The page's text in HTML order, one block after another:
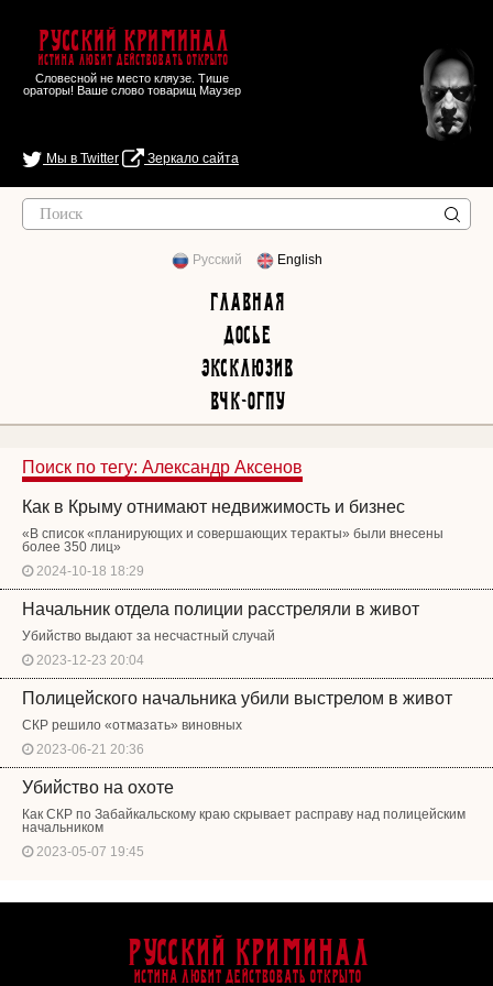
Русский Криминал
Истина любит действовать открыто
Словесной не место кляузе. Тише
ораторы! Ваше слово товарищ Маузер
Мы в Twitter Зеркало сайта
Русский English
Главная
Досье
Эксклюзив
ВЧК-ОГПУ
Поиск по тегу: Александр Аксенов
Как в Крыму отнимают недвижимость и бизнес
«В список «планирующих и совершающих теракты» были внесены
более 350 лиц»
2024-10-18 18:29
Начальник отдела полиции расстреляли в живот
Убийство выдают за несчастный случай
2023-12-23 20:04
Полицейского начальника убили выстрелом в живот
СКР решило «отмазать» виновных
2023-06-21 20:36
Убийство на охоте
Как СКР по Забайкальскому краю скрывает расправу над полицейским
начальником
2023-05-07 19:45
Русский Криминал
Истина любит действовать открыто